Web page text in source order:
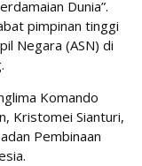
Dunia”.
pimpinan tinggi
Negara (ASN) di
Komando
Kristomei Sianturi,
Pembinaan